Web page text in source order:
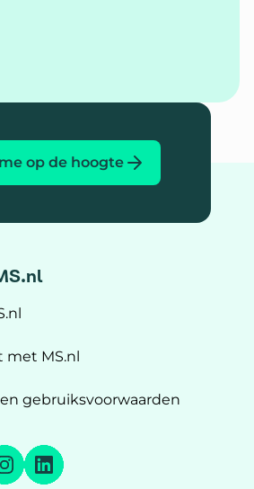
op de hoogte
met MS.nl
gebruiksvoorwaarden
LinkedIn